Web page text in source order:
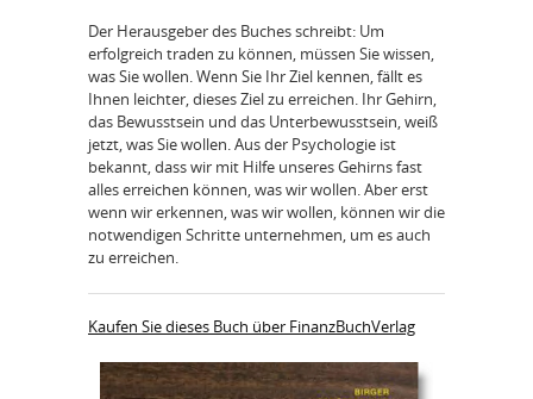
Der Herausgeber des Buches schreibt: Um
erfolgreich traden zu können, müssen Sie wissen,
was Sie wollen. Wenn Sie Ihr Ziel kennen, fällt es
Ihnen leichter, dieses Ziel zu erreichen. Ihr Gehirn,
das Bewusstsein und das Unterbewusstsein, weiß
jetzt, was Sie wollen. Aus der Psychologie ist
bekannt, dass wir mit Hilfe unseres Gehirns fast
alles erreichen können, was wir wollen. Aber erst
wenn wir erkennen, was wir wollen, können wir die
notwendigen Schritte unternehmen, um es auch
zu erreichen.
Kaufen Sie dieses Buch über FinanzBuchVerlag